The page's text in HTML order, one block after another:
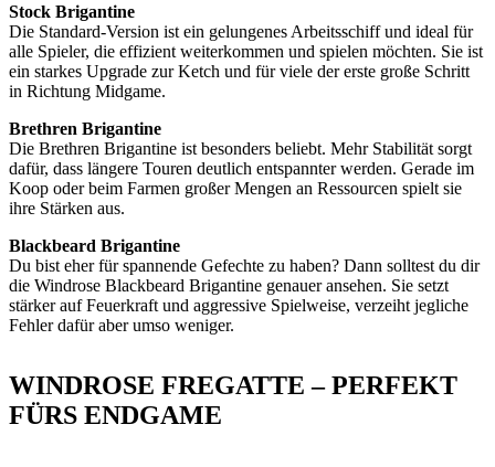
Stock Brigantine
Die Standard-Version ist ein gelungenes Arbeitsschiff und ideal für
alle Spieler, die effizient weiterkommen und spielen möchten. Sie ist
ein starkes Upgrade zur Ketch und für viele der erste große Schritt
in Richtung Midgame.
Brethren Brigantine
Die Brethren Brigantine ist besonders beliebt. Mehr Stabilität sorgt
dafür, dass längere Touren deutlich entspannter werden. Gerade im
Koop oder beim Farmen großer Mengen an Ressourcen spielt sie
ihre Stärken aus.
Blackbeard Brigantine
Du bist eher für spannende Gefechte zu haben? Dann solltest du dir
die Windrose Blackbeard Brigantine genauer ansehen. Sie setzt
stärker auf Feuerkraft und aggressive Spielweise, verzeiht jegliche
Fehler dafür aber umso weniger.
WINDROSE FREGATTE – PERFEKT
FÜRS ENDGAME